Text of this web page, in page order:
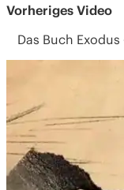
Vorheriges Video
Das Buch Exodus